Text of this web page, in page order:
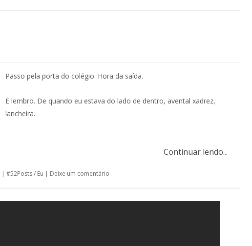
Passo pela porta do colégio. Hora da saída.
E lembro. De quando eu estava do lado de dentro, avental xadrez,
lancheira.
Continuar lendo...
| #52Posts/ Eu | Deixe um comentário